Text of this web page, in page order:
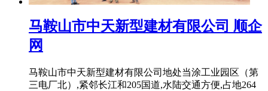
马鞍山市中天新型建材有限公司 顺企
网
马鞍山市中天新型建材有限公司地处当涂工业园区（第
三电厂北）,紧邻长江和205国道,水陆交通方便,占地264